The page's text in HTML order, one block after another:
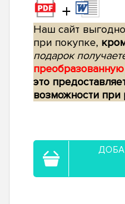
+
Наш сайт выгодно
при покупке,
подарок
это
возможности при